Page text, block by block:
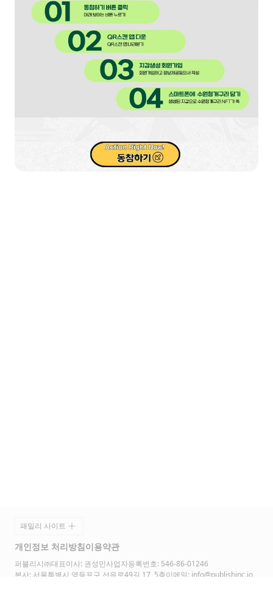
푸터
패밀리 사이트
개인정보 처리방침이용약관
퍼블리시㈜대표이사: 권성민사업자등록번호: 546-86-01246
본사: 서울특별시 영등포구 선유로49길 17, 5층이메일: info@publishinc.io